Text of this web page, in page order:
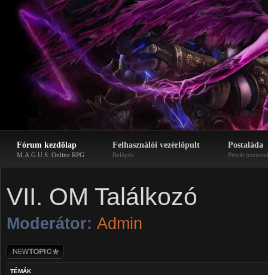
Fórum kezdőlap
M.A.G.U.S. Online RPG
Felhasználói vezérlőpult
Belépés
Postaláda
Privát
VII. OM Találkozó
Moderátor: Admin
Új téma nyitása
TÉMÁK